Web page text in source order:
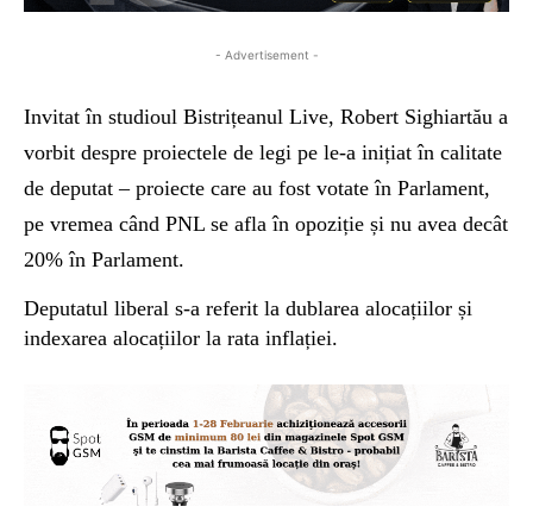
- Advertisement -
Invitat în studioul Bistrițeanul Live, Robert Sighiartău a
vorbit despre proiectele de legi pe le-a inițiat în calitate
de deputat – proiecte care au fost votate în Parlament,
pe vremea când PNL se afla în opoziție și nu avea decât
20% în Parlament.
Deputatul liberal s-a referit la dublarea alocațiilor și
indexarea alocațiilor la rata inflației.